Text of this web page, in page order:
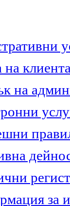
на
на
за